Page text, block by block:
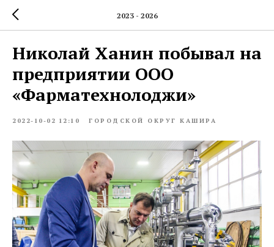
2023 - 2026
Николай Ханин побывал на
предприятии ООО
«Фарматехнолоджи»
2022-10-02 12:10 ГОРОДСКОЙ ОКРУГ КАШИРА